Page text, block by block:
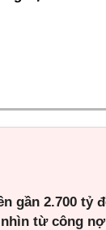
gần 2.700 tỷ
từ công